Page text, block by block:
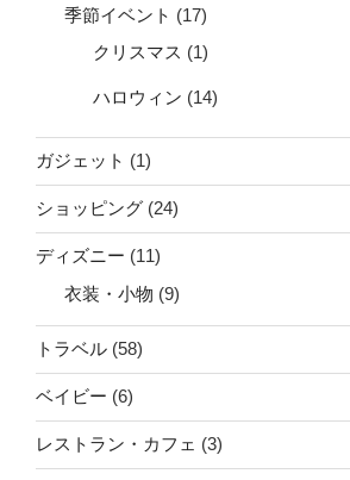
季節イベント (17)
クリスマス (1)
ハロウィン (14)
ガジェット (1)
ショッピング (24)
ディズニー (11)
衣装・小物 (9)
トラベル (58)
ベイビー (6)
レストラン・カフェ (3)